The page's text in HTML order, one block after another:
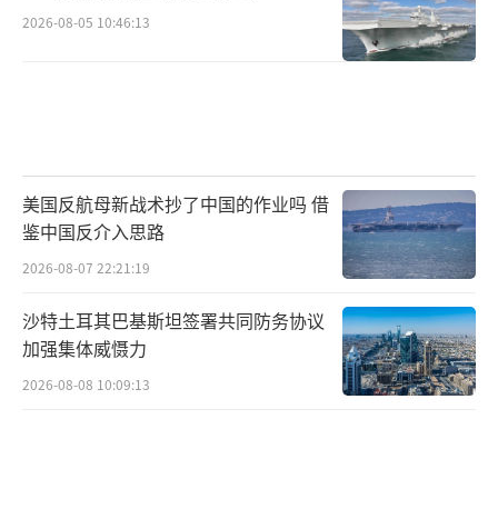
2026-08-05 10:46:13
美国反航母新战术抄了中国的作业吗 借
鉴中国反介入思路
2026-08-07 22:21:19
沙特土耳其巴基斯坦签署共同防务协议
加强集体威慑力
2026-08-08 10:09:13